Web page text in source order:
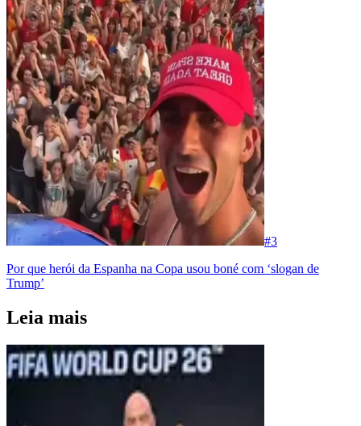
#3
Por que herói da Espanha na Copa usou boné com ‘slogan de
Trump’
Leia mais